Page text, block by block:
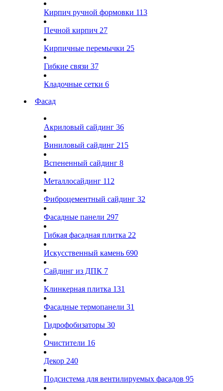
Кирпич ручной формовки 113
Печной кирпич 27
Кирпичные перемычки 25
Гибкие связи 37
Кладочные сетки 6
Фасад
Акриловый сайдинг 36
Виниловый сайдинг 215
Вспененный сайдинг 8
Металлосайдинг 112
Фиброцементный сайдинг 32
Фасадные панели 297
Гибкая фасадная плитка 22
Искусственный камень 690
Сайдинг из ДПК 7
Клинкерная плитка 131
Фасадные термопанели 31
Гидрофобизаторы 30
Очистители 16
Декор 240
Подсистема для вентилируемых фасадов 95